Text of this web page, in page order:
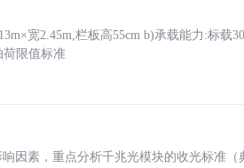
宽2.45m,栏板高55cm b)承载能力:标载
荷限值标准
因素，重点分析千兆光模块的收光标准（